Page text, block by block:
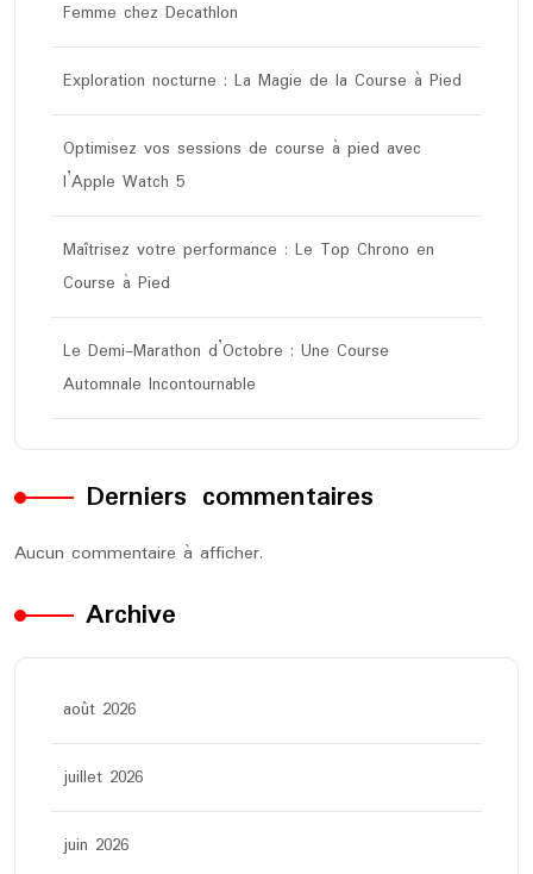
Femme chez Decathlon
Exploration nocturne : La Magie de la Course à Pied
Optimisez vos sessions de course à pied avec
l’Apple Watch 5
Maîtrisez votre performance : Le Top Chrono en
Course à Pied
Le Demi-Marathon d’Octobre : Une Course
Automnale Incontournable
Derniers commentaires
Aucun commentaire à afficher.
Archive
août 2026
juillet 2026
juin 2026